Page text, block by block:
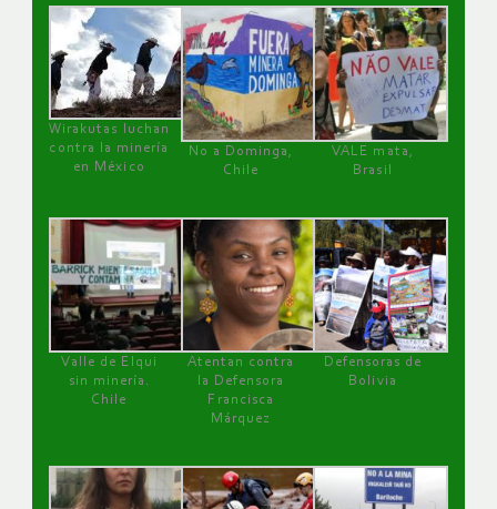
Wirakutas luchan
contra la minería
en México
No a Dominga,
Chile
VALE mata,
Brasil
Valle de Elqui
sin minería.
Chile
Atentan contra
la Defensora
Francisca
Márquez
Defensoras de
Bolivia